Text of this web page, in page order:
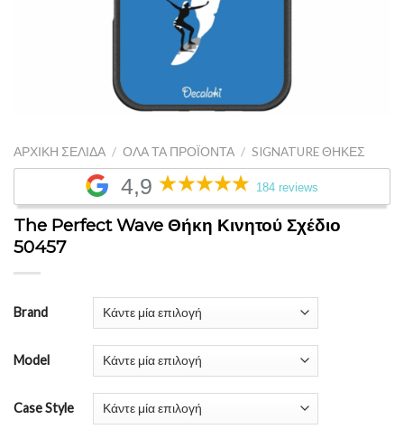
ΑΡΧΙΚΉ ΣΕΛΊΔΑ / ΌΛΑ ΤΑ ΠΡΟΪΌΝΤΑ / SIGNATURE ΘΉΚΕΣ
4,9 184 reviews
The Perfect Wave Θήκη Κινητού Σχέδιο
50457
Brand
Model
Case Style